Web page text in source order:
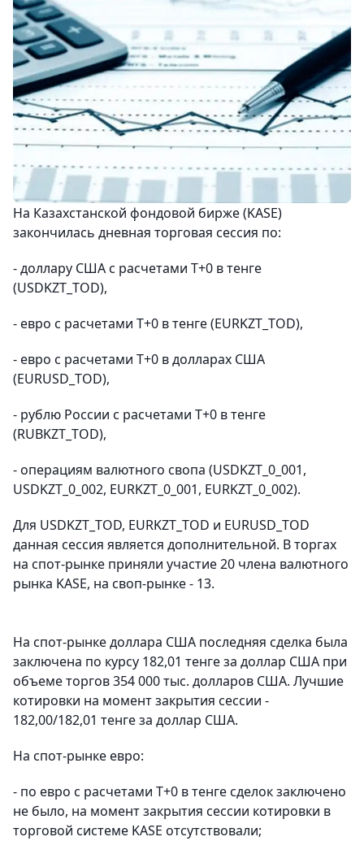
На Казахстанской фондовой бирже (KASE)
закончилась дневная торговая сессия по:
- доллару США с расчетами Т+0 в тенге
(USDKZT_TOD),
- евро с расчетами Т+0 в тенге (EURKZT_TOD),
- евро с расчетами Т+0 в долларах США
(EURUSD_TOD),
- рублю России с расчетами T+0 в тенге
(RUBKZT_TOD),
- операциям валютного свопа (USDKZT_0_001,
USDKZT_0_002, EURKZT_0_001, EURKZT_0_002).
Для USDKZT_TOD, EURKZT_TOD и EURUSD_TOD
данная сессия является дополнительной. В торгах
на спот-рынке приняли участие 20 члена валютного
рынка KASE, на своп-рынке - 13.
На спот-рынке доллара США последняя сделка была
заключена по курсу 182,01 тенге за доллар США при
объеме торгов 354 000 тыс. долларов США. Лучшие
котировки на момент закрытия сессии -
182,00/182,01 тенге за доллар США.
На спот-рынке евро:
- по евро с расчетами Т+0 в тенге сделок заключено
не было, на момент закрытия сессии котировки в
торговой системе KASE отсутствовали;